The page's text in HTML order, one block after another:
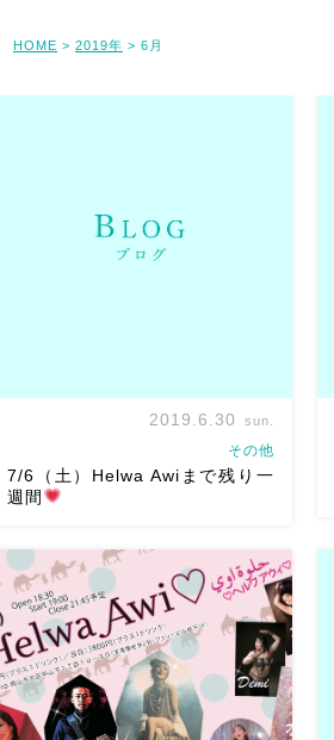
HOME > 2019年 > 6月
残り1週間
7/6土ヘルワアウィ。 もう
間も無くとなりました
ギリギリまで
色々相談して、考えて、 みんなで力を
合わせて作ってます
チケットは出
演者か私まで
皆様のお越しをお待ち
しています
[…]
2019.6.30 sun.
その他
7/6（土）Helwa Awiまで残り一
週間